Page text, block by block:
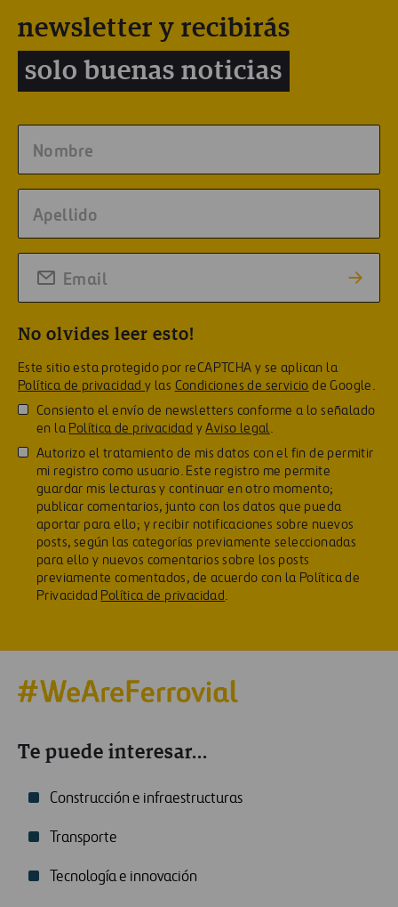
newsletter y recibirás
solo buenas noticias
No olvides leer esto!
Este sitio esta protegido por reCAPTCHA y se aplican la
Política de privacidady las Condiciones de servicio de Google.
Consiento el envío de newsletters conforme a lo señalado
en la Política de privacidad yAviso legal.
Autorizo el tratamiento de mis datos con el fin de permitir
mi registro como usuario. Este registro me permite
guardar mis lecturas y continuar en otro momento;
publicar comentarios, junto con los datos que pueda
aportar para ello; y recibir notificaciones sobre nuevos
posts, según las categorías previamente seleccionadas
para ello y nuevos comentarios sobre los posts
previamente comentados, de acuerdo con la Política de
Privacidad Política de privacidad.
Te puede interesar...
Construcción e infraestructuras
Transporte
Tecnología e innovación